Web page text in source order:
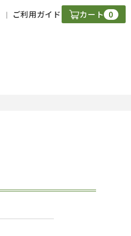
ご利用ガイド カート 0